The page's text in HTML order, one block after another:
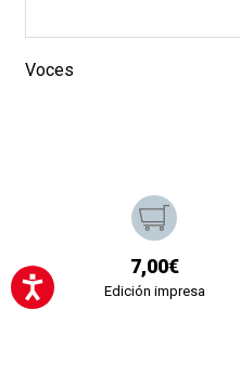
Voces
7,00€
Edición impresa